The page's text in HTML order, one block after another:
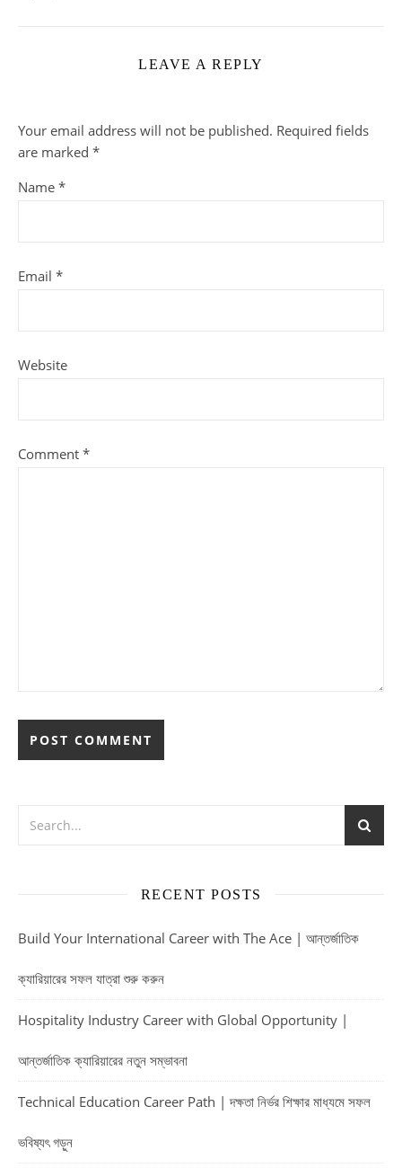
LEAVE A REPLY
Your email address will not be published. Required fields
are marked *
Name *
Email *
Website
Comment *
RECENT POSTS
Build Your International Career with The Ace | আন্তর্জাতিক
ক্যারিয়ারের সফল যাত্রা শুরু করুন
Hospitality Industry Career with Global Opportunity |
আন্তর্জাতিক ক্যারিয়ারের নতুন সম্ভাবনা
Technical Education Career Path | দক্ষতা নির্ভর শিক্ষার মাধ্যমে সফল
ভবিষ্যৎ গড়ুন